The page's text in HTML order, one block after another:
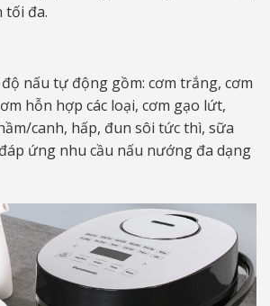
tối đa.
nấu tự động gồm: cơm trắng, cơm
hỗn hợp các loại, cơm gạo lứt,
canh, hấp, đun sôi tức thì, sữa
ứng nhu cầu nấu nướng đa dạng